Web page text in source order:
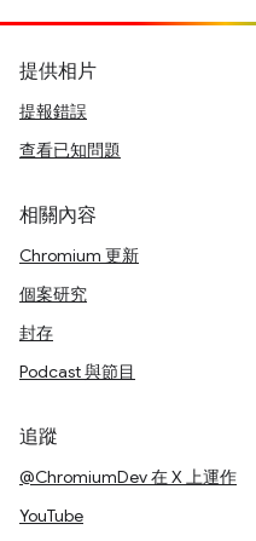
提供相片
提報錯誤
查看已知問題
相關內容
Chromium 更新
個案研究
封存
Podcast 與節目
追蹤
@ChromiumDev 在 X 上運作
YouTube